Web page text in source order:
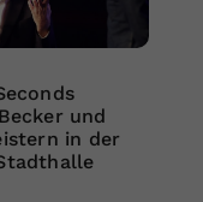
und
in der